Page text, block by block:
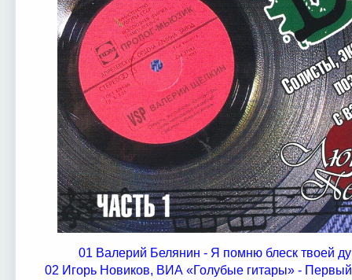
01 Валерий Белянин - Я помню блеск твоей
02 Игорь Новиков, ВИА «Голубые гитары» -